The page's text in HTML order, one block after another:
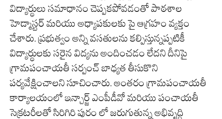
విద్యార్థులు సమాధానం చెప్పకపోవడంతో పాఠశాల
హెడ్మాస్టర్ మరియు అధ్యాపకులకు పై ఆగ్రహం వ్యక్తం
చేశారు. ప్రభుత్వం అన్ని వసతులను కల్పిస్తున్నప్పటికీ
విద్యార్థులకు సరైన విద్యను అందించడం లేదని దీనిపై
గ్రామపంచాయతీ సర్పంచ్ బాధ్యత తీసుకొని
పర్యవేక్షించాలని సూచించారు. అంతరం గ్రామపంచాయతీ
కార్యాలయంలో ఇన్చార్జ్ ఎంపీడీవో మరియు పంచాయతీ
సెక్రటరీలతో సిరిగిరి పురం లో జరుగుతున్న అభివృద్ధి